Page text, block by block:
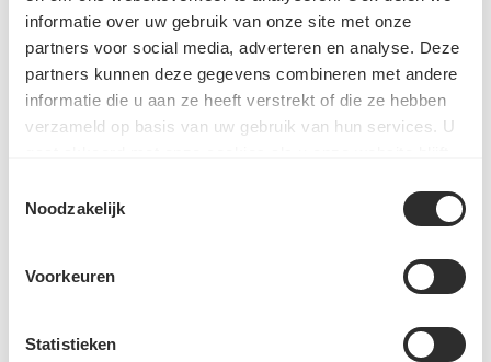
informatie over uw gebruik van onze site met onze
partners voor social media, adverteren en analyse. Deze
partners kunnen deze gegevens combineren met andere
informatie die u aan ze heeft verstrekt of die ze hebben
verzameld op basis van uw gebruik van hun services. U
Noodzakelijk
Voorkeuren
Statistieken
PRODUIT UTILISÉ DANS CETTE RECETTE
Spice Up - Bol à Nachos